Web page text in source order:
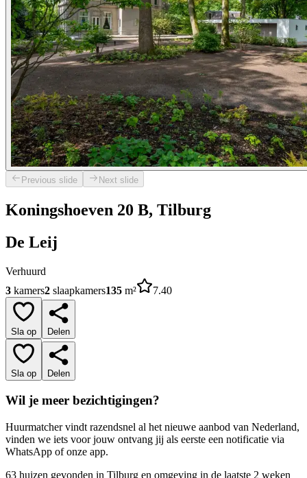
Previous slide Next slide
Koningshoeven 20 B, Tilburg
De Leij
Verhuurd
3 kamers2 slaapkamers135 m² 7.40
Sla op Delen
Sla op Delen
Wil je meer bezichtigingen?
Huurmatcher vindt razendsnel al het nieuwe aanbod van Nederland,
vinden we iets voor jouw ontvang jij als eerste een notificatie via
WhatsApp of onze app.
63 huizen gevonden in Tilburg en omgeving in de laatste 2 weken